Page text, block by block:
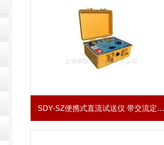
SDY-SZ便携式直流试送仪 带交流定位厂家